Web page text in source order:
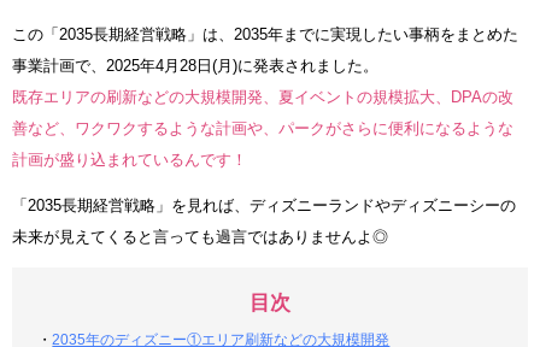
この「2035長期経営戦略」は、2035年までに実現したい事柄をまとめた
事業計画で、2025年4月28日(月)に発表されました。
既存エリアの刷新などの大規模開発、夏イベントの規模拡大、DPAの改
善など、ワクワクするような計画や、パークがさらに便利になるような
計画が盛り込まれているんです！
「2035長期経営戦略」を見れば、ディズニーランドやディズニーシーの
未来が見えてくると言っても過言ではありませんよ◎
目次
・2035年のディズニー①エリア刷新などの大規模開発